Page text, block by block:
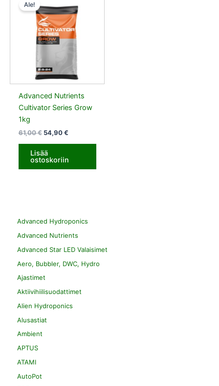
Advanced Hydroponics
Advanced Nutrients
Advanced Star LED Valaisimet
Aero, Bubbler, DWC, Hydro
Ajastimet
Aktiivihiilisuodattimet
Alien Hydroponics
Alusastiat
Ambient
APTUS
ATAMI
AutoPot
Ale!
Advanced Nutrients
Cultivator Series Grow
1kg
61,00€
oli:
61,00 €.
54,90€
on:
54,90 €.
Lisää
ostoskoriin